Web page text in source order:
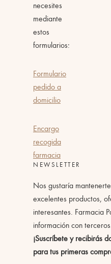
necesites
mediante
estos
formularios:
Formulario
pedido a
domicilio
Encargo
recogida
farmacia
NEWSLETTER
Nos gustaría
excelentes productos,
interesantes. Farmacia
información con terceros.
¡Suscríbete y recibirás
para tus primeras